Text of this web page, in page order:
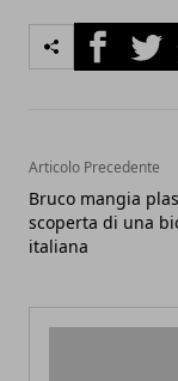
Facebook
Articolo Precedente
Bruco mangia
scoperta di una
italiana